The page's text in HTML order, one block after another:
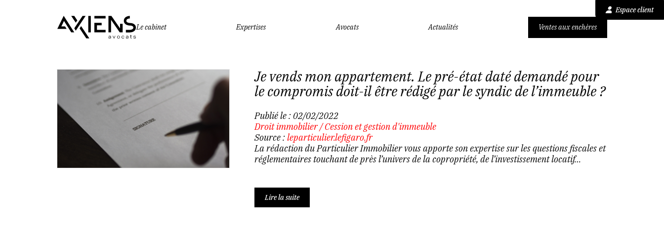
Espace client
Le cabinet
Expertises Avocats Actualités Ventes aux enchères
Je vends mon appartement. Le pré-état daté demandé pour
le compromis doit-il être rédigé par le syndic de l’immeuble ?
Publié le :02/02/2022
Droit immobilier/Cession et gestion d'immeuble
Source :leparticulier.lefigaro.fr
La rédaction du Particulier Immobilier vous apporte son expertise sur les questions fiscales et
réglementaires touchant de près l’univers de la copropriété, de l’investissement locatif…
Lire la suite